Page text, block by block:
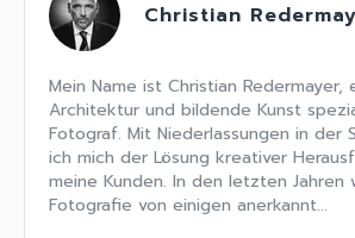
Christian
Mein Name ist Christian Redermayer,
Architektur und bildende Kunst
Fotograf. Mit Niederlassungen in der
ich mich der Lösung kreativer
meine Kunden. In den letzten Jahren
Fotografie von einigen anerkannt...